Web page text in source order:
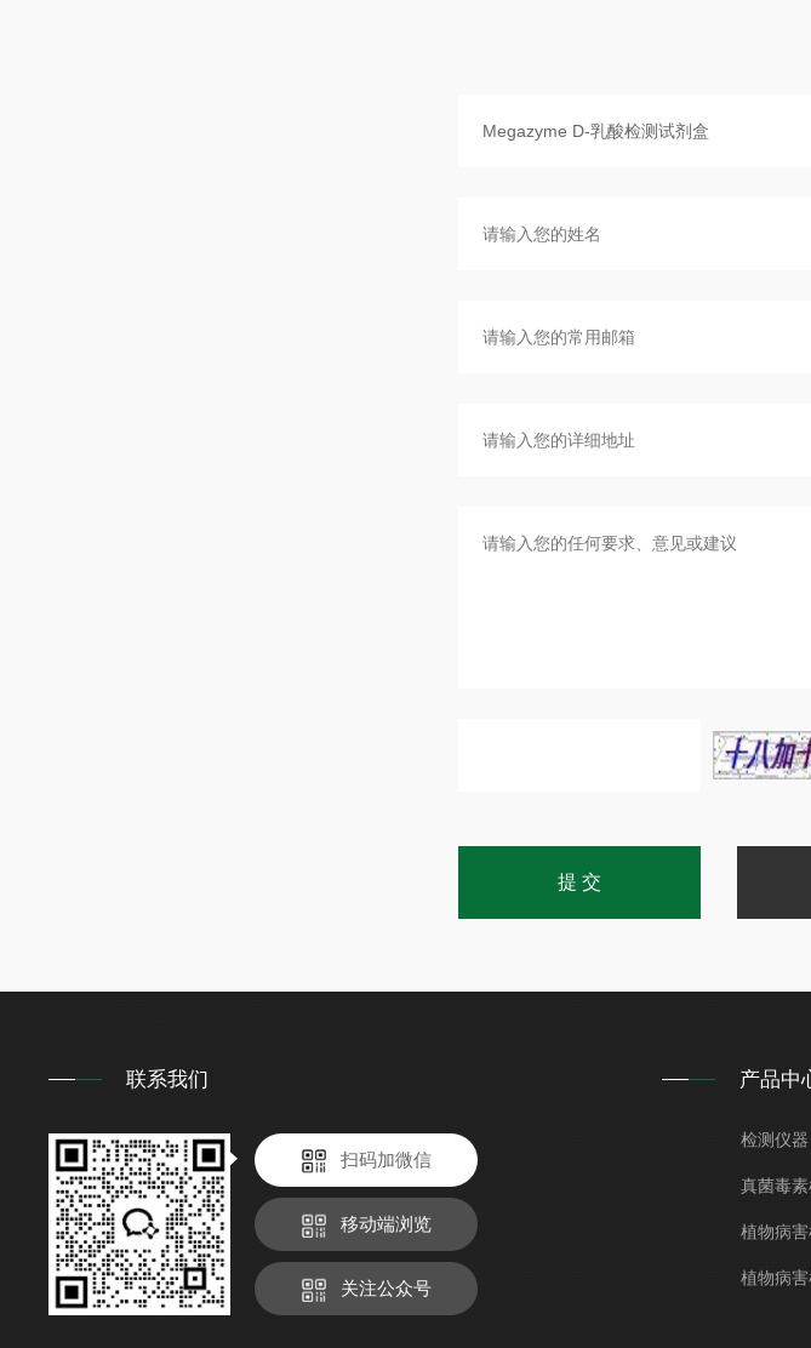
联系我们
扫码加微信
移动端浏览
关注公众号
产品中
检测仪器
真菌毒
植物病
植物病